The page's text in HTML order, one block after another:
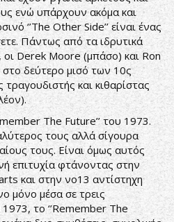
ενώ υπάρχουν ακόμα και
‘’The Other Side’’ είναι ένας
Πάντως από τα ιδρυτικά
οι Derek Moore (μπάσο) και Ron
δεύτερο μισό των 10ς
και κιθαρίστας
The Future’’ του 1973.
τους αλλά σίγουρα
τους. Είναι όμως αυτός
επιτυχία φτάνοντας στην
και στην νο13 αντίστηχη
μόνο μέσα σε τρεις
το ‘’Remember The